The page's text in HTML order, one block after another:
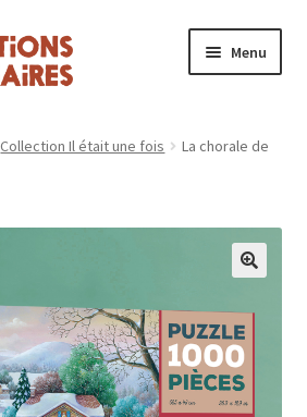
Menu
le
Collection Il était une fois
La chorale de